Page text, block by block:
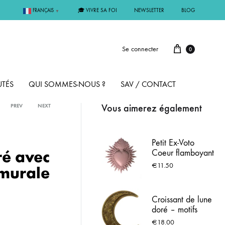
FRANÇAIS ▼ 🎓 VIVRE SA FOI NEWSLETTER BLOG
Se connecter 0
ARGENT
QUI SOMMES-NOUS ? SAV / CONTACT
PREV NEXT
avec
Vous aimerez également
Petit Ex-Voto
Coeur flamboyant
rose terre - 8 cm
€11.50
Croissant de lune
doré – motifs
floraux ciselés –
€18.00